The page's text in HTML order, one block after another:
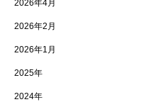
2026年4月
2026年2月
2026年1月
2025年
2024年